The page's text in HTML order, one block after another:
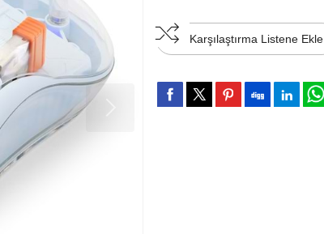
Karşılaştırma Listene Ekle